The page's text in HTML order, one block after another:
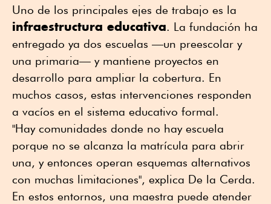
Uno de los principales ejes de trabajo es la
infraestructura educativa. La fundación ha
entregado ya dos escuelas —un preescolar y
una primaria— y mantiene proyectos en
desarrollo para ampliar la cobertura. En
muchos casos, estas intervenciones responden
a vacíos en el sistema educativo formal.
"Hay comunidades donde no hay escuela
porque no se alcanza la matrícula para abrir
una, y entonces operan esquemas alternativos
con muchas limitaciones", explica De la Cerda.
En estos entornos, una maestra puede atender